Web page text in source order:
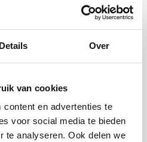
Details Over
van cookies
en advertenties te
voor social media te bieden
te analyseren. Ook delen we
we samen met partners aan
die de toegang tot
sterker maken.